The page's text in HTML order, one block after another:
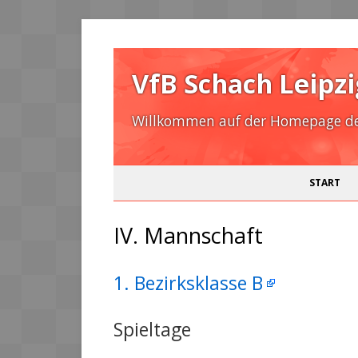
VfB Schach
Willkommen auf der Homepage
START
IV. Mannschaft
1. Bezirksklasse B
Spieltage